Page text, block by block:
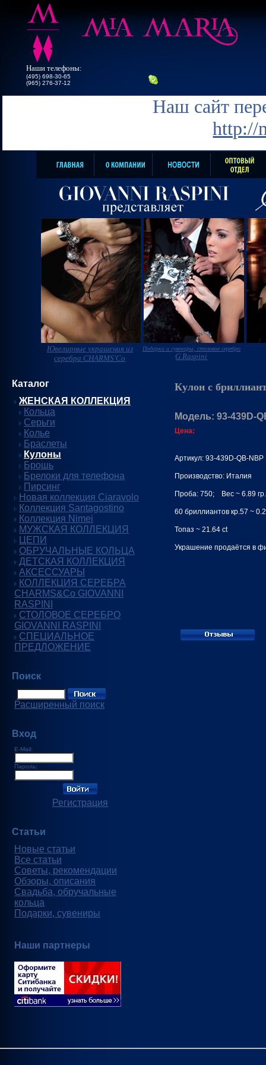
Наши телефоны:
(495) 698-30-65
(965) 276-37-12
Наш сайт
http://
Ювелирные украшения из
серебра CHARMS'Co
Подарки и сувениры, столовое серебро
G.Raspini
Каталог
ЖЕНСКАЯ КОЛЛЕКЦИЯ
Кольца
Серьги
Колье
Браслеты
Кулоны
Брошь
Брелоки для телефона
Пирсинг
Новая коллекция Ciaravolo
Коллекция Santagostino
Коллекция Nimei
МУЖСКАЯ КОЛЛЕКЦИЯ
ЦЕПИ
ОБРУЧАЛЬНЫЕ КОЛЬЦА
ДЕТСКАЯ КОЛЛЕКЦИЯ
АКСЕССУАРЫ
КОЛЛЕКЦИЯ СЕРЕБРА
CHARMS&Co GIOVANNI
RASPINI
СТОЛОВОЕ СЕРЕБРО
GIOVANNI RASPINI
СПЕЦИАЛЬНОЕ
ПРЕДЛОЖЕНИЕ
Поиск
Расширенный поиск
Вход
E-Mail:
Пароль:
Регистрация
Статьи
Новые статьи
Все статьи
Советы, рекомендации
Обзоры, описания
Свадьба, обручальные
кольца
Подарки, сувениры
Наши партнеры
Кулон с
Модель: 93-439D-
Цена:
Артикул: 93-439D-QB-NBP
Производство: Италия
Проба: 750; Вес ~ 6.89 гр.
60 бриллиантов кр.57 ~
Топаз ~ 21.64 ct
Украшение продаётся в